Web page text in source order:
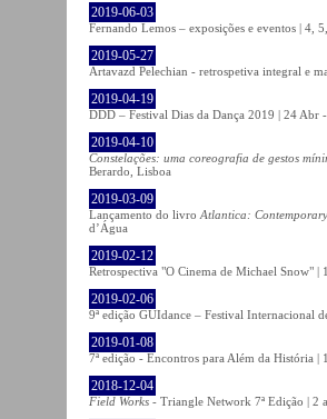
2019-06-03
Fernando Lemos – exposições e eventos | 4,
2019-05-27
Artavazd Pelechian - retrospetiva integral e
2019-04-19
DDD – Festival Dias da Dança 2019 | 24 Abr
2019-04-10
Constelações: uma coreografia de gestos
Berardo, Lisboa
2019-03-09
Lançamento do livro Atlantica:
d’Água
2019-02-12
Retrospectiva "O Cinema de Michael Snow" |
2019-02-06
9ª edição GUIdance – Festival Internacional
2019-01-08
7ª edição - Encontros para Além da História |
2018-12-04
Field Works - Triangle Network 7ª Edição | 2